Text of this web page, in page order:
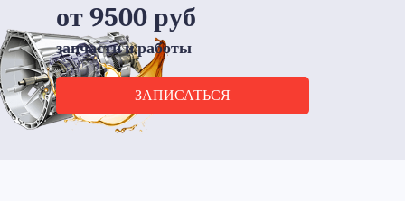
от 9500 руб
запчасти и работы
ЗАПИСАТЬСЯ